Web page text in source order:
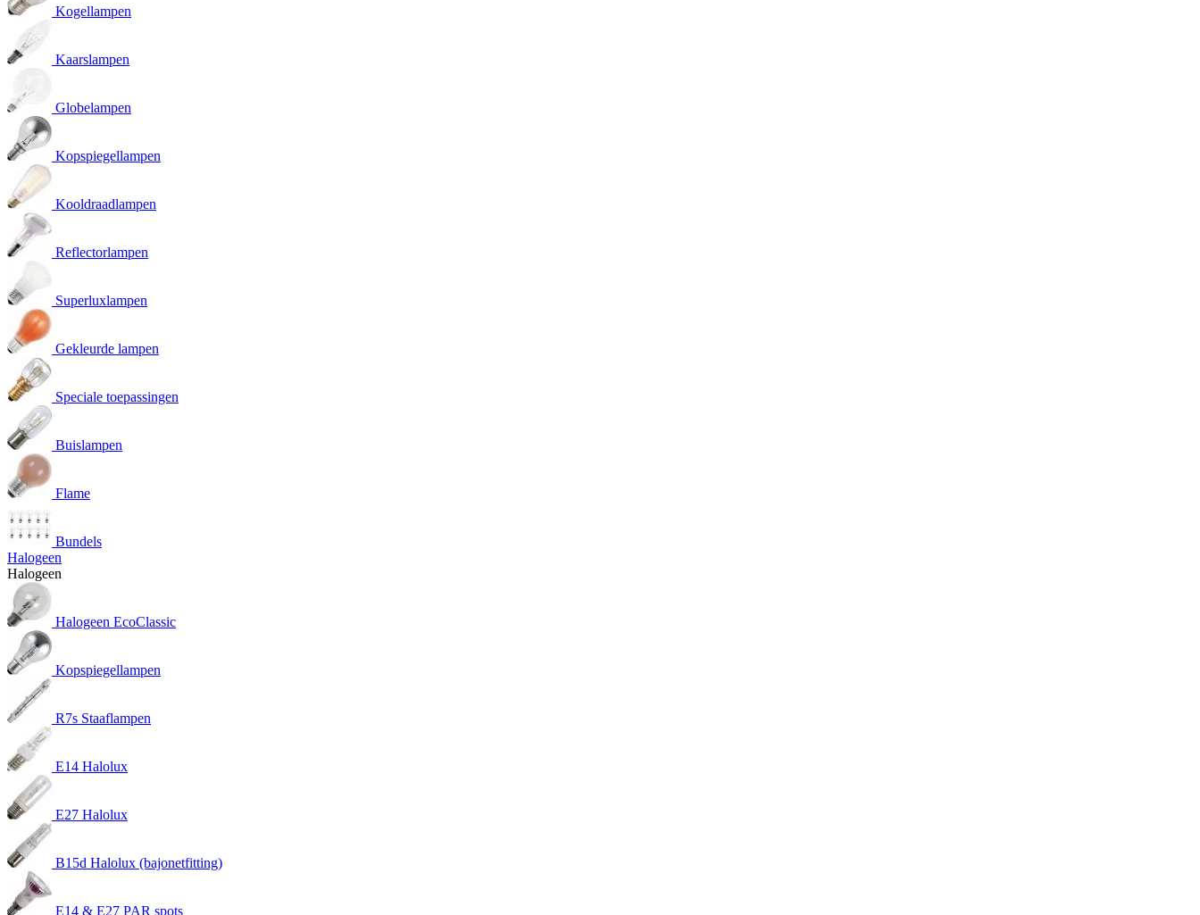
Kogellampen
Kaarslampen
Globelampen
Kopspiegellampen
Kooldraadlampen
Reflectorlampen
Superluxlampen
Gekleurde lampen
Speciale toepassingen
Buislampen
Flame
Bundels
Halogeen
Halogeen
Halogeen EcoClassic
Kopspiegellampen
R7s Staaflampen
E14 Halolux
E27 Halolux
B15d Halolux (bajonetfitting)
E14 & E27 PAR spots